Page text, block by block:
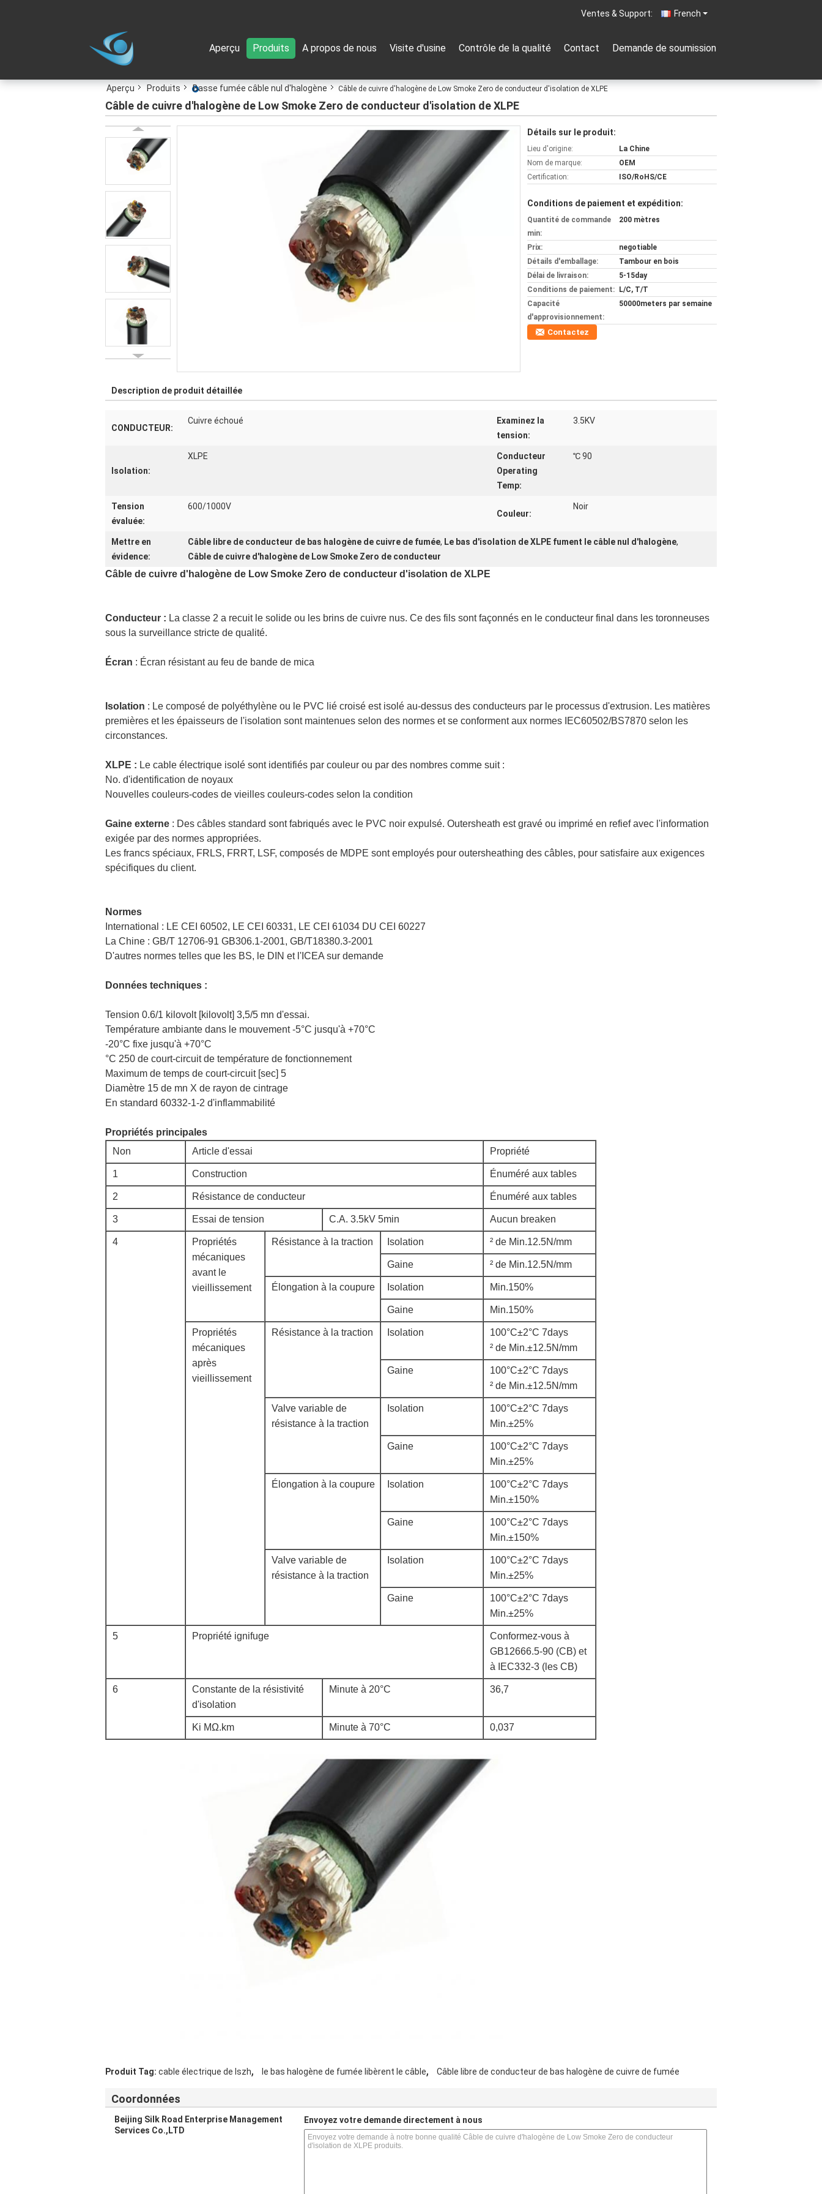
French
Ventes & Support:
Aperçu Produits A propos de nous Visite d'usine Contrôle de la qualité Contact Demande de soumission
Aperçu Produits Basse fumée câble nul d'halogène Câble de cuivre d'halogène de Low Smoke Zero de conducteur d'isolation de XLPE
Câble de cuivre d'halogène de Low Smoke Zero de conducteur d'isolation de XLPE
Détails sur le produit:
Lieu d'origine:
La Chine
Nom de marque:
OEM
Certification:
ISO/RoHS/CE
Conditions de paiement et expédition:
Quantité de commande
min:
200 mètres
Prix:
negotiable
Détails d'emballage:
Tambour en bois
Délai de livraison:
5-15day
Conditions de paiement:
L/C, T/T
Capacité
d'approvisionnement:
50000meters par semaine
Contactez
Description de produit détaillée
CONDUCTEUR:
Cuivre échoué
Examinez la
tension:
3.5KV
Isolation:
XLPE
Conducteur
Operating
Temp:
℃ 90
Tension
évaluée:
600/1000V
Couleur:
Noir
Mettre en
évidence:
Câble libre de conducteur de bas halogène de cuivre de fumée, Le bas d'isolation de XLPE fument le câble nul d'halogène,
Câble de cuivre d'halogène de Low Smoke Zero de conducteur
Câble de cuivre d'halogène de Low Smoke Zero de conducteur d'isolation de XLPE
Conducteur : La classe 2 a recuit le solide ou les brins de cuivre nus. Ce des fils sont façonnés en le conducteur final dans les toronneuses
sous la surveillance stricte de qualité.
Écran : Écran résistant au feu de bande de mica
Isolation : Le composé de polyéthylène ou le PVC lié croisé est isolé au-dessus des conducteurs par le processus d'extrusion. Les matières
premières et les épaisseurs de l'isolation sont maintenues selon des normes et se conforment aux normes IEC60502/BS7870 selon les
circonstances.
XLPE : Le cable électrique isolé sont identifiés par couleur ou par des nombres comme suit :
No. d'identification de noyaux
Nouvelles couleurs-codes de vieilles couleurs-codes selon la condition
Gaine externe : Des câbles standard sont fabriqués avec le PVC noir expulsé. Outersheath est gravé ou imprimé en refief avec l'information
exigée par des normes appropriées.
Les francs spéciaux, FRLS, FRRT, LSF, composés de MDPE sont employés pour outersheathing des câbles, pour satisfaire aux exigences
spécifiques du client.
Normes
International : LE CEI 60502, LE CEI 60331, LE CEI 61034 DU CEI 60227
La Chine : GB/T 12706-91 GB306.1-2001, GB/T18380.3-2001
D'autres normes telles que les BS, le DIN et l'ICEA sur demande
Données techniques :
Tension 0.6/1 kilovolt [kilovolt] 3,5/5 mn d'essai.
Température ambiante dans le mouvement -5°C jusqu'à +70°C
-20°C fixe jusqu'à +70°C
°C 250 de court-circuit de température de fonctionnement
Maximum de temps de court-circuit [sec] 5
Diamètre 15 de mn X de rayon de cintrage
En standard 60332-1-2 d'inflammabilité
Propriétés principales
Non
Article d'essai Propriété
1 Construction Énuméré aux tables
2 Résistance de conducteur Énuméré aux tables
3 Essai de tension C.A. 3.5kV 5min Aucun breaken
4
Propriétés
mécaniques
avant le
vieillissement
Résistance à la traction Isolation ² de Min.12.5N/mm
Gaine ² de Min.12.5N/mm
Élongation à la coupure Isolation Min.150%
Gaine Min.150%
Propriétés
mécaniques
après
vieillissement
Résistance à la traction Isolation
100°C±2°C 7days
² de Min.±12.5N/mm
Gaine
100°C±2°C 7days
² de Min.±12.5N/mm
Valve variable de
résistance à la traction
Isolation
100°C±2°C 7days
Min.±25%
Gaine
100°C±2°C 7days
Min.±25%
Élongation à la coupure Isolation
100°C±2°C 7days
Min.±150%
Gaine
100°C±2°C 7days
Min.±150%
Valve variable de
résistance à la traction
Isolation
100°C±2°C 7days
Min.±25%
Gaine
100°C±2°C 7days
Min.±25%
5 Propriété ignifuge
Conformez-vous à
GB12666.5-90 (CB) et
à IEC332-3 (les CB)
6
Constante de la résistivité
d'isolation
Minute à 20°C 36,7
Ki MΩ.km Minute à 70°C 0,037
Produit Tag: cable électrique de lszh, le bas halogène de fumée libèrent le câble, Câble libre de conducteur de bas halogène de cuivre de fumée
Coordonnées
Beijing Silk Road Enterprise Management
Services Co.,LTD
Envoyez votre demande directement à nous